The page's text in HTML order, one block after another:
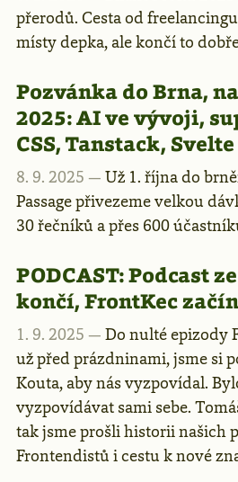
přerodů. Cesta od
místy depka, ale končí to
Pozvánka do Brna,
2025: AI ve vývoji,
CSS, Tanstack,
8. 9. 2025 — Už 1. října do
Passage přivezeme velkou
30 řečníků a přes 600
PODCAST:Podcast
končí, FrontKec
1. 9. 2025 — Do nulté epizody
už před prázdninami, jsme si
Kouta, aby nás vyzpovídal.
vyzpovídávat sami sebe.
tak jsme prošli historii našich
Frontendistů i cestu k nové